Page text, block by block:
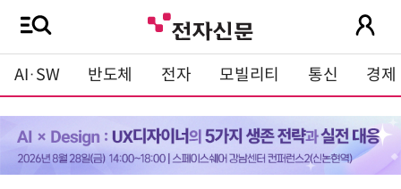
AI·SW 반도체 전자 모빌리티 통신 경제